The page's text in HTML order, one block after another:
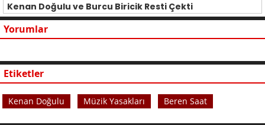
Kenan Doğulu ve Burcu Biricik Resti Çekti
Yorumlar
Etiketler
Kenan Doğulu Müzik Yasakları Beren Saat